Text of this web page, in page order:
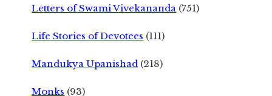
Letters of Swami Vivekananda (751)
Life Stories of Devotees (111)
Mandukya Upanishad (218)
Monks (93)